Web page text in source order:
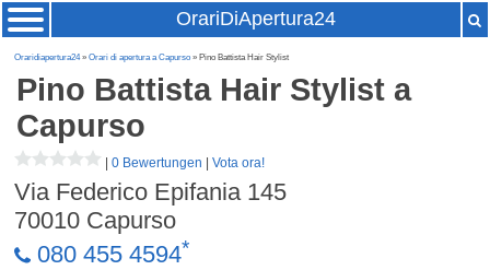
OrariDiApertura24
Oraridiapertura24»Orari di apertura a Capurso » Pino Battista Hair Stylist
Pino Battista Hair Stylist a
Capurso
|0 Bewertungen |Vota ora!
Via Federico Epifania 145
70010 Capurso
080 455 4594*